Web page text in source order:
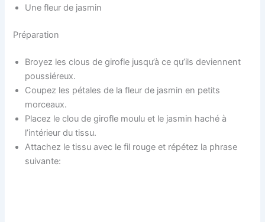
Une fleur de jasmin
Préparation
Broyez les clous de girofle jusqu’à ce qu’ils deviennent
poussiéreux.
Coupez les pétales de la fleur de jasmin en petits
morceaux.
Placez le clou de girofle moulu et le jasmin haché à
l’intérieur du tissu.
Attachez le tissu avec le fil rouge et répétez la phrase
suivante: